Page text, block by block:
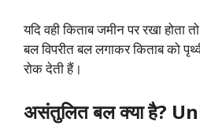
यदि वही किताब जमीन पर रखा होता
बल विपरीत बल लगाकर किताब को
रोक देती हैं।
असंतुलित बल क्या है?